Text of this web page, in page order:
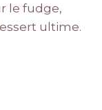
le fudge,
ultime.